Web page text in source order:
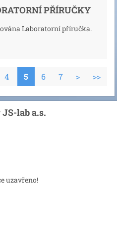
PŘÍRUČKY
Laboratorní příručka.
4 5 6 7 > >>
lab a.s.
uzavřeno!